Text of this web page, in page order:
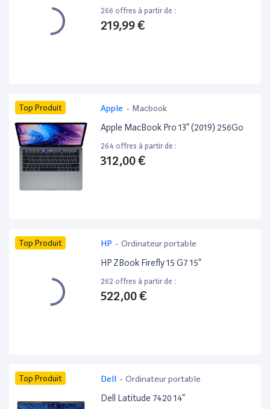
266 offres à partir de :
219,99 €
Top Produit Apple - Macbook
Apple MacBook Pro 13” (2019) 256Go
264 offres à partir de :
312,00 €
Top Produit HP - Ordinateur portable
HP ZBook Firefly 15 G7 15”
262 offres à partir de :
522,00 €
Top Produit Dell - Ordinateur portable
Dell Latitude 7420 14”